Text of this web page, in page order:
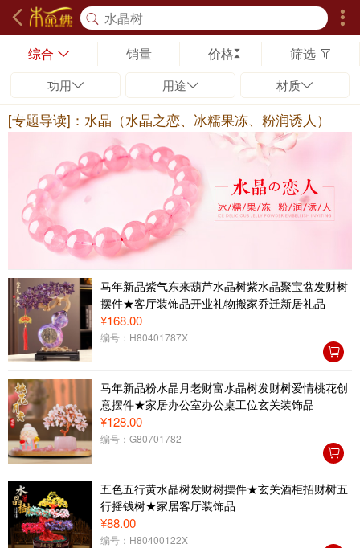
综合 销量 价格 筛选
功用 用途 材质
[专题导读]：水晶（水晶之恋、冰糯果冻、粉润诱人）
马年新品紫气东来葫芦水晶树紫水晶聚宝盆发财树
摆件★客厅装饰品开业礼物搬家乔迁新居礼品
¥168.00
编号：H80401787X
马年新品粉水晶月老财富水晶树发财树爱情桃花创
意摆件★家居办公室办公桌工位玄关装饰品
¥128.00
编号：G80701782
五色五行黄水晶树发财树摆件★玄关酒柜招财树五
行摇钱树★家居客厅装饰品
¥88.00
编号：H80400122X